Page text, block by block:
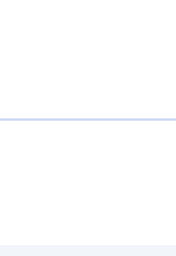
Verpflichtung